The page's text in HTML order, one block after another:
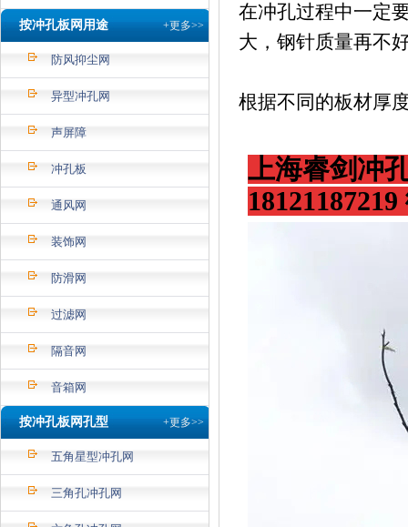
按冲孔板网用途 +更多>>
防风抑尘网
异型冲孔网
声屏障
冲孔板
通风网
装饰网
防滑网
过滤网
隔音网
音箱网
按冲孔板网孔型 +更多>>
五角星型冲孔网
三角孔冲孔网
在冲孔过程中一定
大，钢针质量再不
根据不同的板材厚
上海睿剑冲